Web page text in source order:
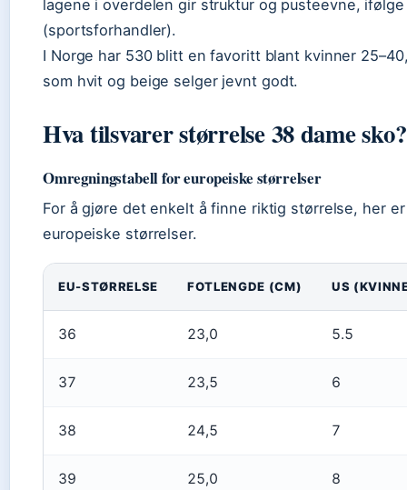
lagene i overdelen gir struktur og pusteevne,
(sportsforhandler).
I Norge har 530 blitt en favoritt blant kvinner
som hvit og beige selger jevnt godt.
Hva tilsvarer størrelse 38 dame sko?
Omregningstabell for europeiske størrelser
For å gjøre det enkelt å finne riktig størrelse, her
europeiske størrelser.
EU-STØRRELSE FOTLENGDE (CM) US
36 23,0 5.5
37 23,5 6
38 24,5 7
39 25,0 8